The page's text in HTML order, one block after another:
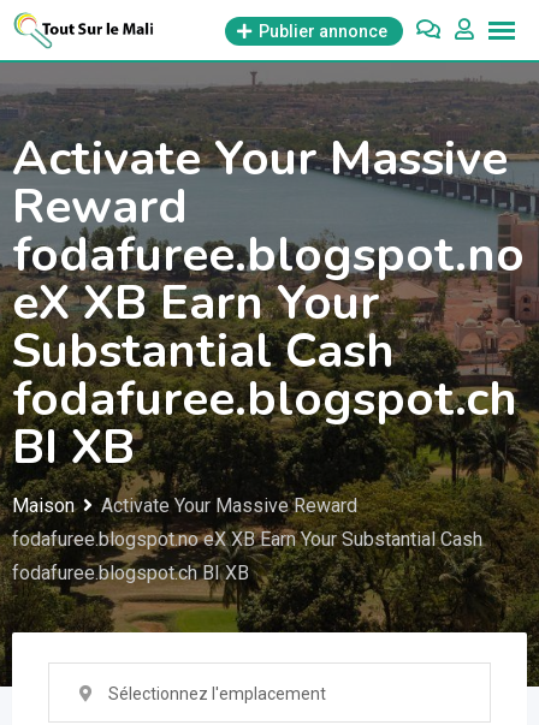
Aller
contenu
Publier annonce
Activate Your Massive
Reward
fodafuree.blogspot.no
eX XB Earn Your
Substantial Cash
fodafuree.blogspot.ch
BI XB
Maison
Activate Your Massive Reward
fodafuree.blogspot.no eX XB Earn Your Substantial Cash
fodafuree.blogspot.ch BI XB
Sélectionnez l'emplacement